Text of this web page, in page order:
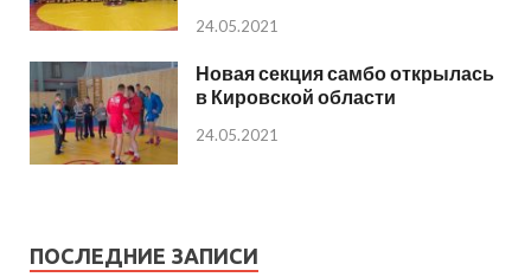
24.05.2021
Новая секция самбо открылась
в Кировской области
24.05.2021
ПОСЛЕДНИЕ ЗАПИСИ